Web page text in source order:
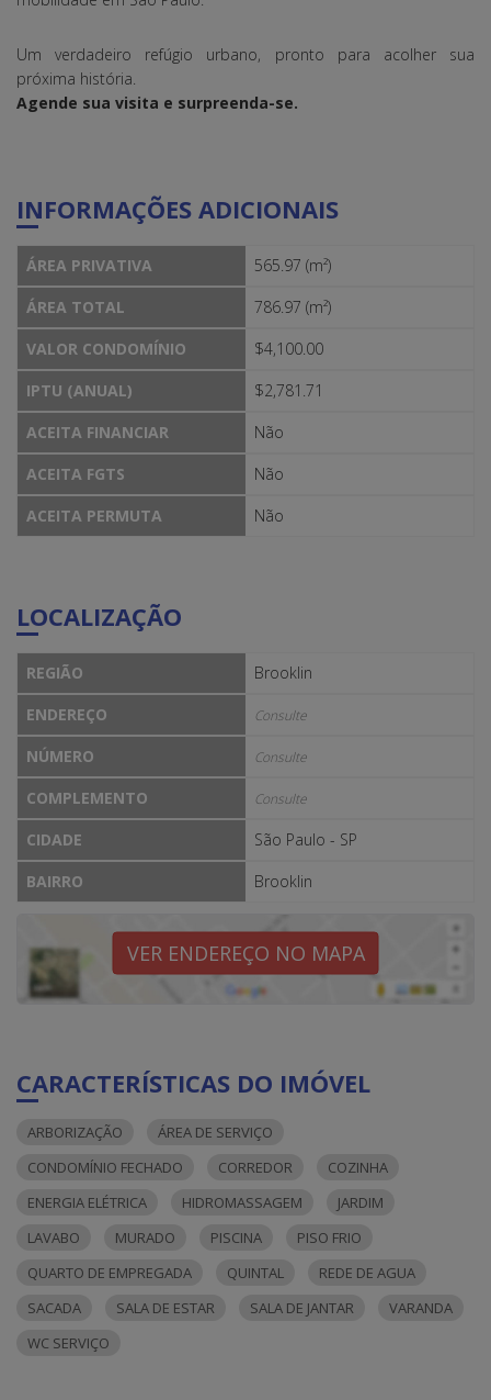
Um verdadeiro refúgio urbano, pronto para acolher sua
próxima história.
Agende sua visita e surpreenda-se.
INFORMAÇÕES ADICIONAIS
ÁREA PRIVATIVA
565.97 (m²)
ÁREA TOTAL
786.97 (m²)
VALOR CONDOMÍNIO
$4,100.00
IPTU (ANUAL)
$2,781.71
ACEITA FINANCIAR
Não
ACEITA FGTS
Não
ACEITA PERMUTA
Não
LOCALIZAÇÃO
REGIÃO
Brooklin
ENDEREÇO
Consulte
NÚMERO Consulte
COMPLEMENTO Consulte
CIDADE
São Paulo - SP
BAIRRO
Brooklin
VER ENDEREÇO NO MAPA
CARACTERÍSTICAS DO IMÓVEL
ARBORIZAÇÃO
ÁREA DE SERVIÇO
CONDOMÍNIO FECHADO
CORREDOR
COZINHA
ENERGIA ELÉTRICA
HIDROMASSAGEM
JARDIM
LAVABO
MURADO PISCINA
PISO FRIO
QUARTO DE EMPREGADA
QUINTAL
REDE DE AGUA
SACADA
SALA DE ESTAR SALA DE JANTAR
VARANDA
WC SERVIÇO